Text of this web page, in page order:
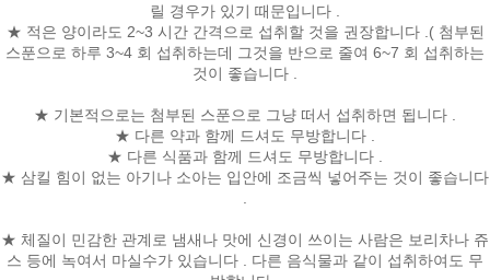
릴 경우가 있기 때문입니다 .
★ 적은 양이라도 2~3 시간 간격으로 섭취할 것을 권장합니다 .( 첨부된
스푼으로 하루 3~4 회 섭취하는데 그것을 반으로 줄여 6~7 회 섭취하는
것이 좋습니다 .
★ 기본적으로는 첨부된 스푼으로 그냥 떠서 섭취하면 됩니다 .
★ 다른 약과 함께 드셔도 무방합니다 .
★ 다른 식품과 함께 드셔도 무방합니다 .
★ 삼킬 힘이 없는 아기나 소아는 입안에 조금씩 넣어주는 것이 좋습니다
★ 체질이 민감한 관계로 냄새나 맛에 신경이 쓰이는 사람은 보리차나 쥬
스 등에 녹여서 마실수가 있습니다 . 다른 음식물과 같이 섭취하여도 무